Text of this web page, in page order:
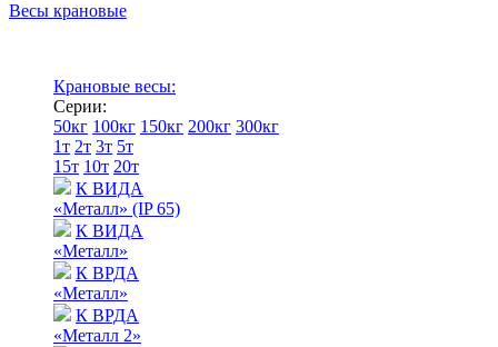
Весы крановые
Крановые весы:
Серии:
50кг 100кг 150кг 200кг 300кг
1т 2т 3т 5т
15т 10т 20т
К ВИДА
«Металл» (IP 65)
К ВИДА
«Металл»
К ВРДА
«Металл»
К ВРДА
«Металл 2»